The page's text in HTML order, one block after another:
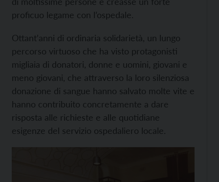
proficuo legame con l’ospedale.
Ottant’anni di ordinaria solidarietà, un lungo
percorso virtuoso che ha visto protagonisti
migliaia di donatori, donne e uomini, giovani e
meno giovani, che attraverso la loro silenziosa
donazione di sangue hanno salvato molte vite e
hanno contribuito concretamente a dare
risposta alle richieste e alle quotidiane
esigenze del servizio ospedaliero locale.